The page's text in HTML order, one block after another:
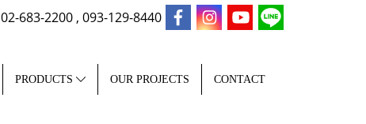
02-683-2200 , 093-129-8440
PRODUCTS OUR PROJECTS CONTACT